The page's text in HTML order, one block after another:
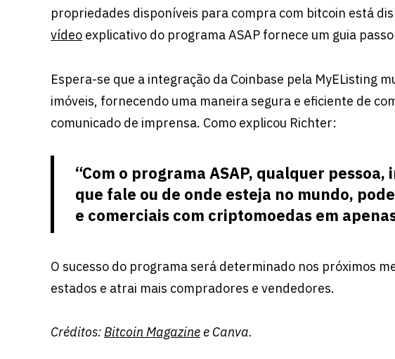
propriedades disponíveis para compra com bitcoin está
vídeo explicativo do programa ASAP fornece um guia
Espera-se que a integração da Coinbase pela MyEListing
imóveis, fornecendo uma maneira segura e eficiente de
comunicado de imprensa. Como explicou Richter:
“Com o programa ASAP, qualquer
que fale ou de onde esteja no mundo,
e comerciais com criptomoedas em
O sucesso do programa será determinado nos próximos
estados e atrai mais compradores e vendedores.
Créditos:Bitcoin Magazinee Canva.